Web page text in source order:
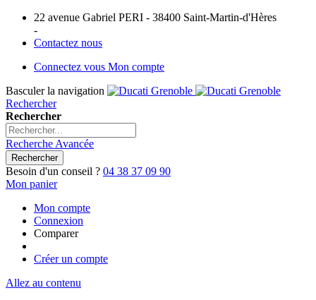
22 avenue Gabriel PERI - 38400 Saint-Martin-d'Hères
-
Contactez nous
Connectez vous Mon compte
Basculer la navigation
Rechercher
Rechercher
Recherche Avancée
Rechercher
Besoin d'un conseil ? 04 38 37 09 90
Mon panier
Mon compte
Connexion
Comparer
Créer un compte
Allez au contenu